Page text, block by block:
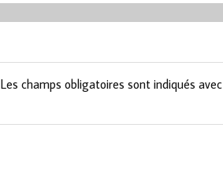
Les champs obligatoires sont indiqués avec